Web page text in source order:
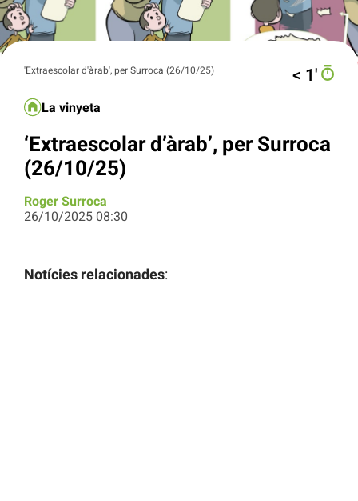
'Extraescolar d'àrab', per Surroca (26/10/25) < 1′
La vinyeta
‘Extraescolar d’àrab’, per Surroca
(26/10/25)
Roger Surroca
26/10/2025 08:30
Notícies relacionades: